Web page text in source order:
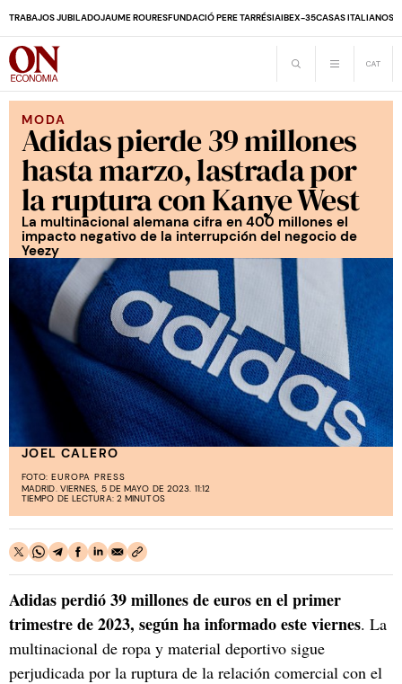
TRABAJOS JUBILADOJAUME ROURESFUNDACIÓ PERE TARRÉSIAIBEX-35CASAS ITALIANOS
MODA
Adidas pierde 39 millones
hasta marzo, lastrada por
la ruptura con Kanye West
La multinacional alemana cifra en 400 millones el
impacto negativo de la interrupción del negocio de
Yeezy
JOEL CALERO
FOTO: EUROPA PRESS
MADRID. VIERNES, 5 DE MAYO DE 2023. 11:12
TIEMPO DE LECTURA: 2 MINUTOS
Adidas perdió 39 millones de euros en el primer
trimestre de 2023, según ha informado este viernes. La
multinacional de ropa y material deportivo sigue
perjudicada por la ruptura de la relación comercial con el